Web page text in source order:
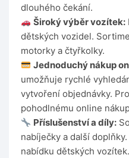
dlouhého čekání.
Široký výběr vozítek:
dětských vozidel.
motorky a čtyřkolky.
Jednoduchý nákup
umožňuje rychlé
vytvoření objednávky.
pohodlnému online
Příslušenství a díly:
nabíječky a další
nabídku dětských vozítek.